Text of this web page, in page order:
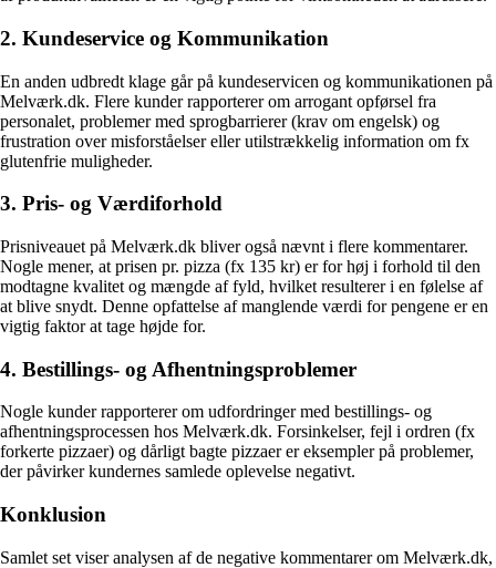
2. Kundeservice og Kommunikation
En anden udbredt klage går på kundeservicen og kommunikationen på
Melværk.dk. Flere kunder rapporterer om arrogant opførsel fra
personalet, problemer med sprogbarrierer (krav om engelsk) og
frustration over misforståelser eller utilstrækkelig information om fx
glutenfrie muligheder.
3. Pris- og Værdiforhold
Prisniveauet på Melværk.dk bliver også nævnt i flere kommentarer.
Nogle mener, at prisen pr. pizza (fx 135 kr) er for høj i forhold til den
modtagne kvalitet og mængde af fyld, hvilket resulterer i en følelse af
at blive snydt. Denne opfattelse af manglende værdi for pengene er en
vigtig faktor at tage højde for.
4. Bestillings- og Afhentningsproblemer
Nogle kunder rapporterer om udfordringer med bestillings- og
afhentningsprocessen hos Melværk.dk. Forsinkelser, fejl i ordren (fx
forkerte pizzaer) og dårligt bagte pizzaer er eksempler på problemer,
der påvirker kundernes samlede oplevelse negativt.
Konklusion
Samlet set viser analysen af de negative kommentarer om Melværk.dk,